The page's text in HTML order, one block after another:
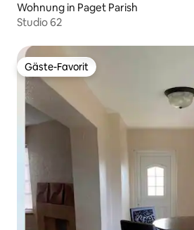
Wohnung in Paget Parish
Studio 62
Gäste-Favorit
Gäste-Favorit